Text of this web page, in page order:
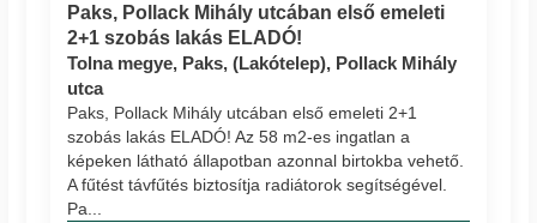
Paks, Pollack Mihály utcában első emeleti
2+1 szobás lakás ELADÓ!
Tolna megye, Paks, (Lakótelep), Pollack Mihály
utca
Paks, Pollack Mihály utcában első emeleti 2+1
szobás lakás ELADÓ! Az 58 m2-es ingatlan a
képeken látható állapotban azonnal birtokba vehető.
A fűtést távfűtés biztosítja radiátorok segítségével.
Pa...